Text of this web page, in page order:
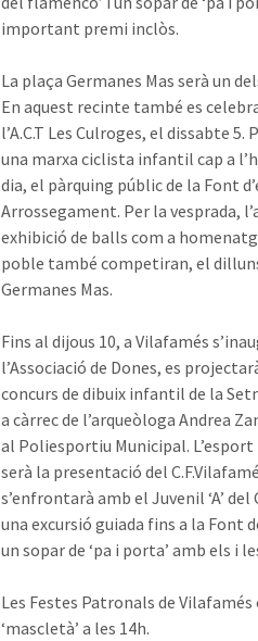
important premi inclòs.
La plaça Germanes Mas serà un
En aquest recinte també es
l’A.C.T Les Culroges, el dissabte
una marxa ciclista infantil cap a
dia, el pàrquing públic de la Font
Arrossegament. Per la vesprada,
exhibició de balls com a
poble també competiran, el
Germanes Mas.
Fins al dijous 10, a Vilafamés
l’Associació de Dones, es
concurs de dibuix infantil de la
a càrrec de l’arqueòloga Andrea
al Poliesportiu Municipal.
serà la presentació del
s’enfrontarà amb el Juvenil ‘A’
una excursió guiada fins a la Font
un sopar de ‘pa i porta’ amb els i
Les Festes Patronals de
‘mascletà’ a les 14h.